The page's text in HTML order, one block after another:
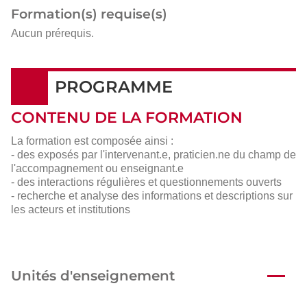
Formation(s) requise(s)
Aucun prérequis.
PROGRAMME
CONTENU DE LA FORMATION
La formation est composée ainsi :
- des exposés par l'intervenant.e, praticien.ne du champ de
l'accompagnement ou enseignant.e
- des interactions régulières et questionnements ouverts
- recherche et analyse des informations et descriptions sur
les acteurs et institutions
Unités d'enseignement